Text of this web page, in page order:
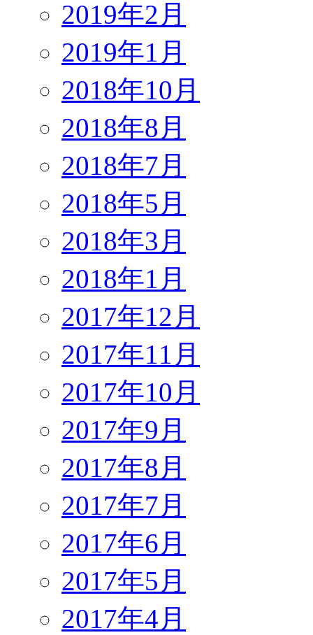
2019年2月
2019年1月
2018年10月
2018年8月
2018年7月
2018年5月
2018年3月
2018年1月
2017年12月
2017年11月
2017年10月
2017年9月
2017年8月
2017年7月
2017年6月
2017年5月
2017年4月